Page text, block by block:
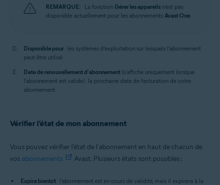
REMARQUE: La fonction Gérer les appareils n'est pas
disponible actuellement pour les abonnements Avast One.
Disponible pour : les systèmes d’exploitation sur lesquels l’abonnement
peut être utilisé.
Date de renouvellement d'abonnement (s'affiche uniquement lorsque
l'abonnement est valide) : la prochaine date de facturation de votre
abonnement.
Vérifier l’état de mon abonnement
Vous pouvez vérifier l'état de l'abonnement en haut de chacun de
vos abonnements Avast. Plusieurs états sont possibles :
Expire bientôt : l’abonnement est en cours de validité, mais il expirera à la